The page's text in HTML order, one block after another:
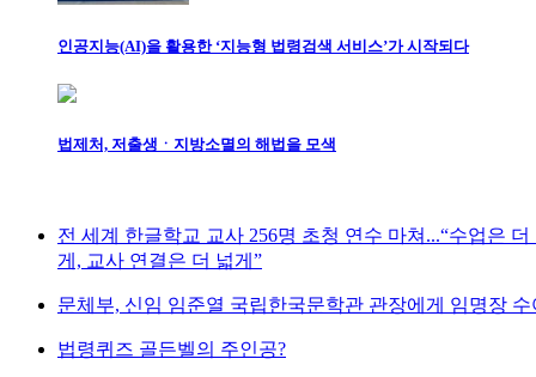
인공지능(AI)을 활용한 ‘지능형 법령검색 서비스’가 시작되다
법제처, 저출생ㆍ지방소멸의 해법을 모색
전 세계 한글학교 교사 256명 초청 연수 마쳐...“수업은 더
게, 교사 연결은 더 넓게”
문체부, 신임 임준열 국립한국문학관 관장에게 임명장 수
법령퀴즈 골든벨의 주인공?